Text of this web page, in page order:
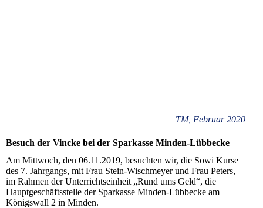
TM, Februar 2020
Besuch der Vincke bei der Sparkasse Minden-Lübbecke
Am Mittwoch, den 06.11.2019, besuchten wir, die Sowi Kurse
des 7. Jahrgangs, mit Frau Stein-Wischmeyer und Frau Peters,
im Rahmen der Unterrichtseinheit „Rund ums Geld“, die
Hauptgeschäftsstelle der Sparkasse Minden-Lübbecke am
Königswall 2 in Minden.